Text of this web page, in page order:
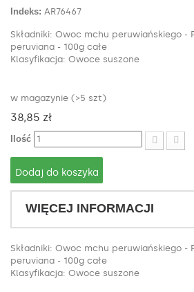
Indeks: AR76467
Składniki: Owoc mchu peruwiańskiego -
peruviana - 100g całe
Klasyfikacja: Owoce suszone
w magazynie (>5 szt)
38,85 zł
Ilość
Dodaj do koszyka
WIĘCEJ INFORMACJI
Składniki: Owoc mchu peruwiańskiego -
peruviana - 100g całe
Klasyfikacja: Owoce suszone